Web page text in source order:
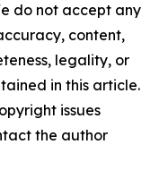
do not accept any
content,
legality, or
in this article.
issues
the author